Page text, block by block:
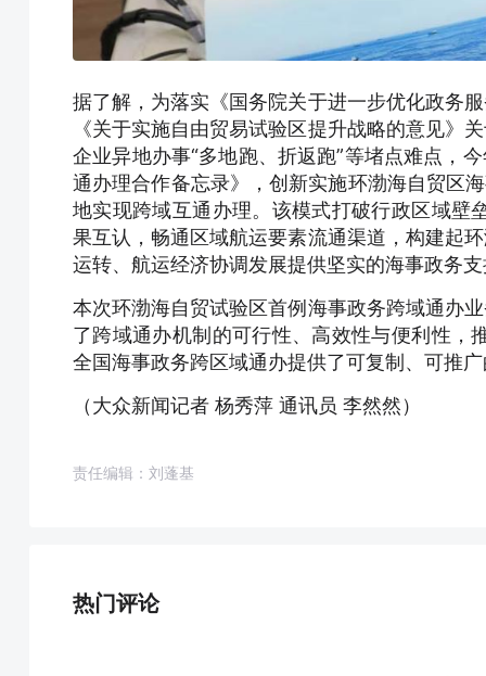
据了解，为落实《国务院关于进一步优化政务
《关于实施自由贸易试验区提升战略的意见》
企业异地办事“多地跑、折返跑”等堵点难点，
通办理合作备忘录》，创新实施环渤海自贸区
地实现跨域互通办理。该模式打破行政区域壁
果互认，畅通区域航运要素流通渠道，构建起
运转、航运经济协调发展提供坚实的海事政务
本次环渤海自贸试验区首例海事政务跨域通办
了跨域通办机制的可行性、高效性与便利性，
全国海事政务跨区域通办提供了可复制、可推广
（大众新闻记者 杨秀萍 通讯员 李然然）
责任编辑：刘蓬基
热门评论